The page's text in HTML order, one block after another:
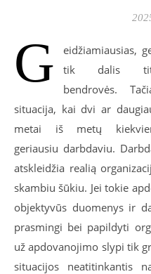
G
eidžiamiausias,
tik dalis
bendrovės.
situacija, kai dvi ar
metai iš metų
geriausiu darbdaviu.
atskleidžia realią
skambiu šūkiu. Jei tokie
objektyvūs duomenys ir
prasmingi bei papildyti
už apdovanojimo slypi tik
situacijos neatitinkantis